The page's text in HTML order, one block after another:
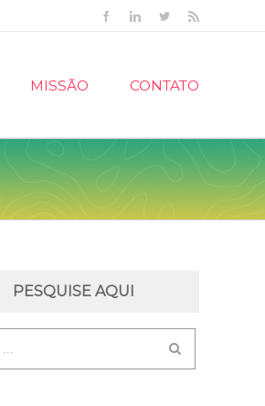
FacebookLinkedinTwitter
MISSÃO CONTATO
PESQUISE AQUI